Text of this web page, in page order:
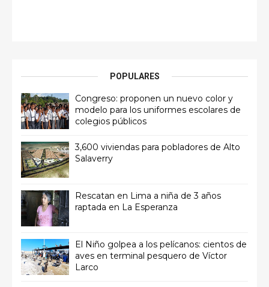
POPULARES
Congreso: proponen un nuevo color y
modelo para los uniformes escolares de
colegios públicos
3,600 viviendas para pobladores de Alto
Salaverry
Rescatan en Lima a niña de 3 años
raptada en La Esperanza
El Niño golpea a los pelícanos: cientos de
aves en terminal pesquero de Víctor
Larco